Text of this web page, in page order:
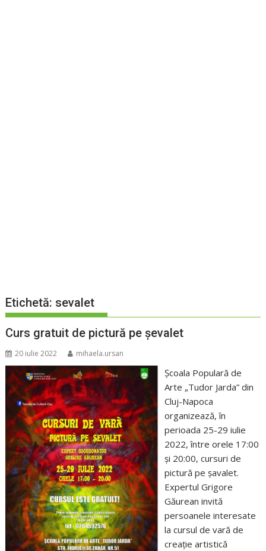
Etichetă: sevalet
Curs gratuit de pictură pe șevalet
20 iulie 2022 mihaela.ursan
Şcoala Populară de
Arte „Tudor Jarda” din
Cluj-Napoca
organizează, în
perioada 25-29 iulie
2022, între orele 17:00
și 20:00, cursuri de
pictură pe șavalet.
Expertul Grigore
Găurean invită
persoanele interesate
la cursul de vară de
creație artistică